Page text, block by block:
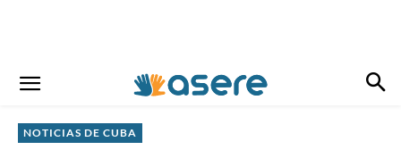
NOTICIAS DE CUBA